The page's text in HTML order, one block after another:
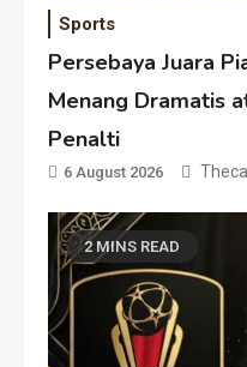
Sports
Persebaya Juara
Menang Dramatis
Penalti
6 August 2026
2 MINS READ